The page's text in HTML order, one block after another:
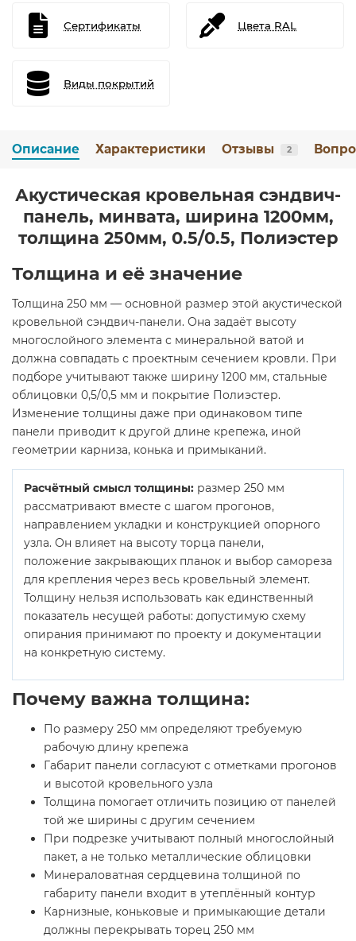
Сертификаты Цвета RAL
Виды покрытий
Описание Характеристики Отзывы 2
Акустическая кровельная сэндвич-
панель, минвата, ширина 1200мм,
толщина 250мм, 0.5/0.5, Полиэстер
Толщина и её значение
Толщина 250 мм — основной размер этой акустической
кровельной сэндвич-панели. Она задаёт высоту
многослойного элемента с минеральной ватой и
должна совпадать с проектным сечением кровли. При
подборе учитывают также ширину 1200 мм, стальные
облицовки 0,5/0,5 мм и покрытие Полиэстер.
Изменение толщины даже при одинаковом типе
панели приводит к другой длине крепежа, иной
геометрии карниза, конька и примыканий.
Расчётный смысл толщины: размер 250 мм
рассматривают вместе с шагом прогонов,
направлением укладки и конструкцией опорного
узла. Он влияет на высоту торца панели,
положение закрывающих планок и выбор самореза
для крепления через весь кровельный элемент.
Толщину нельзя использовать как единственный
показатель несущей работы: допустимую схему
опирания принимают по проекту и документации
на конкретную систему.
Почему важна толщина:
По размеру 250 мм определяют требуемую
рабочую длину крепежа
Габарит панели согласуют с отметками прогонов
и высотой кровельного узла
Толщина помогает отличить позицию от панелей
той же ширины с другим сечением
При подрезке учитывают полный многослойный
пакет, а не только металлические облицовки
Минераловатная сердцевина толщиной по
габариту панели входит в утеплённый контур
Карнизные, коньковые и примыкающие детали
должны перекрывать торец 250 мм